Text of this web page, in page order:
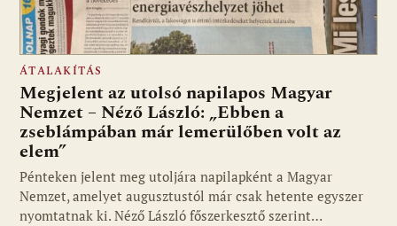
ÁTALAKÍTÁS
Megjelent az utolsó napilapos Magyar
Nemzet – Néző László: „Ebben a
zseblámpában már lemerülőben volt az
elem”
Pénteken jelent meg utoljára napilapként a Magyar
Nemzet, amelyet augusztustól már csak hetente egyszer
nyomtatnak ki. Néző László főszerkesztő szerint…